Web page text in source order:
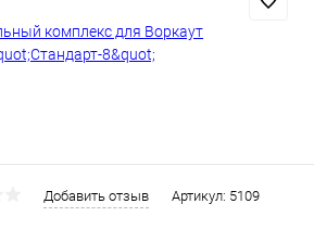
Добавить отзыв Артикул: 5109